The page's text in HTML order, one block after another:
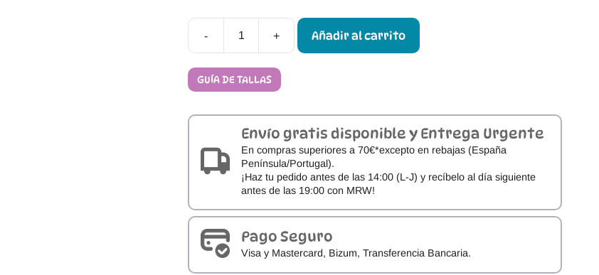
-
Sandalias
Barefoot
SABINA
Zapy
cantidad
+ Añadir al carrito
GUÍA DE TALLAS
Envío gratis disponible y Entrega Urgente
En compras superiores a 70€*excepto en rebajas (España
Península/Portugal).
¡Haz tu pedido antes de las 14:00 (L-J) y recíbelo al día siguiente
antes de las 19:00 con MRW!
Pago Seguro
Visa y Mastercard, Bizum, Transferencia Bancaria.